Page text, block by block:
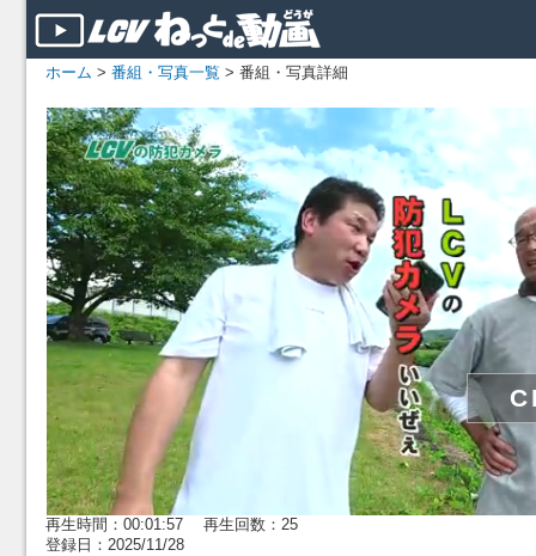
ホーム > 番組・写真一覧 > 番組・写真詳細
再生時間：00:01:57 再生回数：25
登録日：2025/11/28